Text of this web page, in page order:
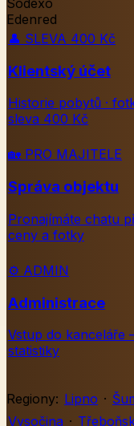
Sodexo
Edenred
👤 SLEVA 400 Kč
Klientský účet
Historie pobytů ·
sleva 400 Kč
🏡 PRO MAJITELE
Správa objektu
Pronajímáte chatu
ceny a fotky
⚙️ ADMIN
Administrace
Vstup do kanceláře
statistiky
Regiony: Lipno ·
Vysočina ·